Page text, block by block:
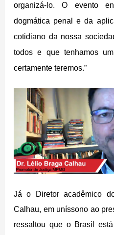
organizá-lo. O evento
dogmática penal e da
cotidiano da nossa
todos e que tenhamos
certamente teremos.”
Já o Diretor acadêmico
Calhau, em uníssono ao
ressaltou que o Brasil